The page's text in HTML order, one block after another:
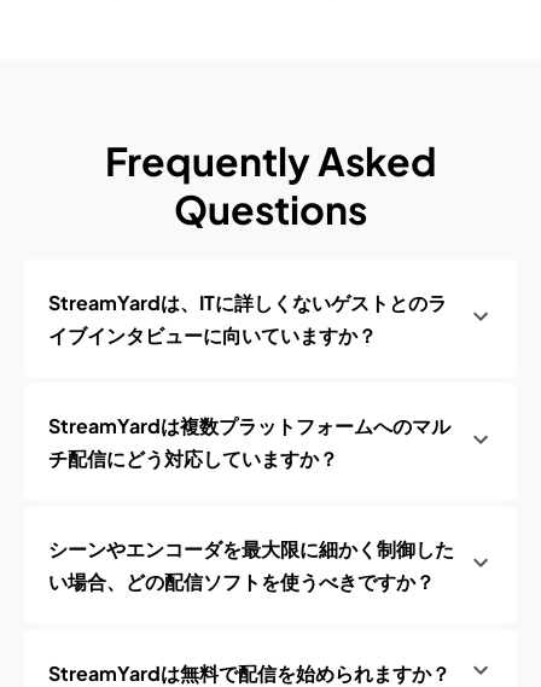
Frequently Asked
Questions
StreamYardは、ITに詳しくないゲストとのラ
イブインタビューに向いていますか？
StreamYardは複数プラットフォームへのマル
チ配信にどう対応していますか？
シーンやエンコーダを最大限に細かく制御した
い場合、どの配信ソフトを使うべきですか？
StreamYardは無料で配信を始められますか？